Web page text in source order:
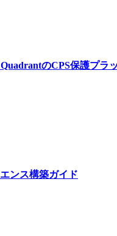
のCPS保護プラ
ンス構築ガイド